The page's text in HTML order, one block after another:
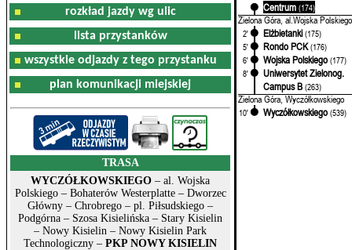
rozkład jazdy wg ulic
lista przystanków
wszystkie odjazdy z tego przystanku
plan komunikacji miejskiej
TRASA
WYCZÓŁKOWSKIEGO – al. Wojska
Polskiego – Bohaterów Westerplatte – Dworzec
Główny – Chrobrego – pl. Piłsudskiego –
Podgórna – Szosa Kisielińska – Stary Kisielin
– Nowy Kisielin – Nowy Kisielin Park
Technologiczny – PKP NOWY KISIELIN
Centrum (174)
Zielona Góra, al.Wojska Polskiego
2' Elżbietanki (175)
5'
Rondo PCK (176)
6'
Wojska Polskiego (177)
8'
Uniwersytet Zielonog.
Campus B (263)
Zielona Góra, Wyczółkowskiego
10' Wyczółkowskiego (539)